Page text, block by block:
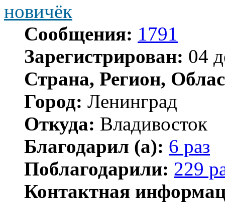
новичёк
Сообщения: 1791
Зарегистрирован: 04
Страна, Регион,
Город: Ленинград
Откуда: Владивосток
Благодарил (а): 6 раз
Поблагодарили: 229
Контактная